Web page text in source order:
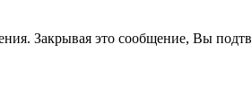
Закрывая это сообщение, Вы